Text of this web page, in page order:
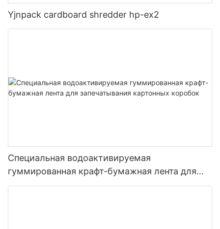
Yjnpack cardboard shredder hp-ex2
Специальная водоактивируемая
гуммированная крафт-бумажная лента для
запечатывания картонных коробок